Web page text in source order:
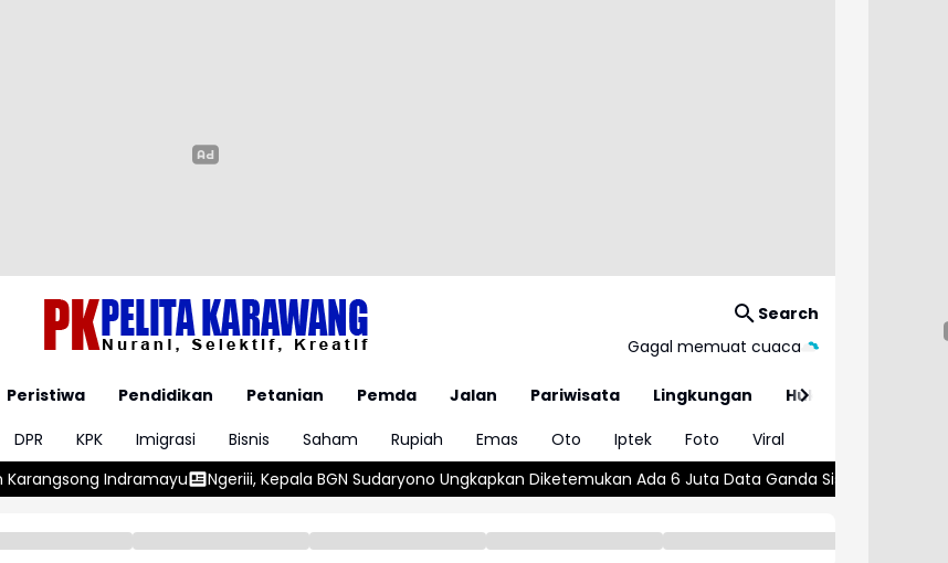
Search
Gagal memuat cuaca
Peristiwa Pendidikan Petanian Pemda Jalan Pariwisata Lingkungan
Hukum
DPR KPK Imigrasi Bisnis Saham Rupiah Emas Oto Iptek Foto
Viral
Kepala BGN Sudaryono Ungkapkan Diketemukan Ada 6 Juta Data Ganda Siswa Penerima MBG Wajar atau Bahaya? ,